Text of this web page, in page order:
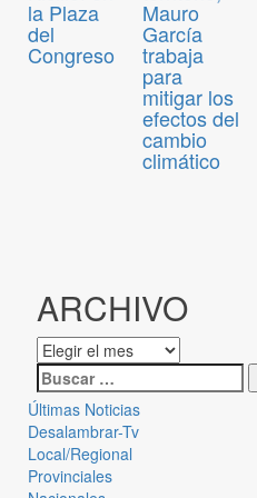
la Plaza
del
Congreso
Mauro
García
trabaja
para
mitigar los
efectos del
cambio
climático
ARCHIVO
Últimas Noticias
Desalambrar-Tv
Local/Regional
Provinciales